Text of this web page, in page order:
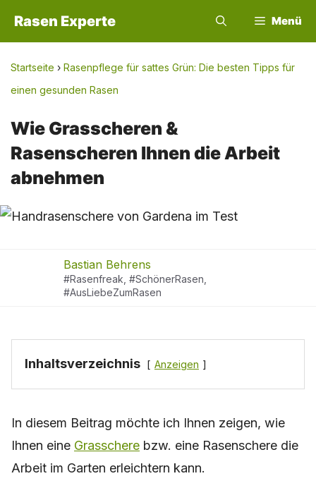
Rasen Experte Menü
Startseite › Rasenpflege für sattes Grün: Die besten Tipps für
einen gesunden Rasen
Wie Grasscheren &
Rasenscheren Ihnen die Arbeit
abnehmen
Bastian Behrens
#Rasenfreak, #SchönerRasen,
#AusLiebeZumRasen
Inhaltsverzeichnis Anzeigen
In diesem Beitrag möchte ich Ihnen zeigen, wie
Ihnen eine Grasschere bzw. eine Rasenschere die
Arbeit im Garten erleichtern kann.